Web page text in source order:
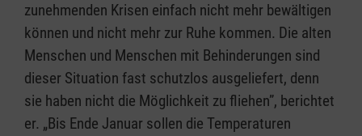
zunehmenden Krisen einfach nicht mehr bewältigen
können und nicht mehr zur Ruhe kommen. Die alten
Menschen und Menschen mit Behinderungen sind
dieser Situation fast schutzlos ausgeliefert, denn
sie haben nicht die Möglichkeit zu fliehen”, berichtet
er. „Bis Ende Januar sollen die Temperaturen